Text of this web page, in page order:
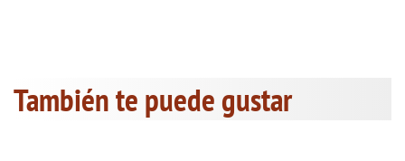
También te puede gustar